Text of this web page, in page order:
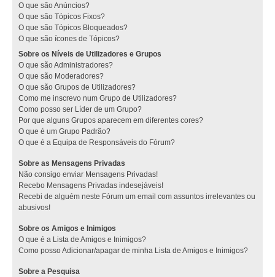
O que são Anúncios?
O que são Tópicos Fixos?
O que são Tópicos Bloqueados?
O que são ícones de Tópicos?
Sobre os Níveis de Utilizadores e Grupos
O que são Administradores?
O que são Moderadores?
O que são Grupos de Utilizadores?
Como me inscrevo num Grupo de Utilizadores?
Como posso ser Líder de um Grupo?
Por que alguns Grupos aparecem em diferentes cores?
O que é um Grupo Padrão?
O que é a Equipa de Responsáveis do Fórum?
Sobre as Mensagens Privadas
Não consigo enviar Mensagens Privadas!
Recebo Mensagens Privadas indesejáveis!
Recebi de alguém neste Fórum um email com assuntos irrelevantes ou
abusivos!
Sobre os Amigos e Inimigos
O que é a Lista de Amigos e Inimigos?
Como posso Adicionar/apagar de minha Lista de Amigos e Inimigos?
Sobre a Pesquisa